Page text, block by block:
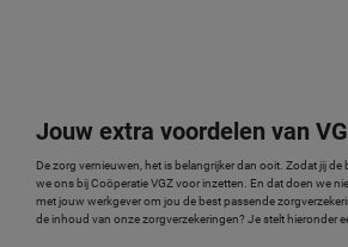
Jouw extra voordelen van
De zorg vernieuwen, het is belangrijker dan ooit. Zodat jij de
we ons bij Coöperatie VGZ voor inzetten. En dat doen we
met jouw werkgever om jou de best passende
de inhoud van onze zorgverzekeringen? Je stelt hieronder